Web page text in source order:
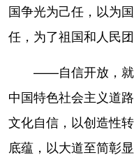
国争光为己任，以为
任，为了祖国和人民
——自信开放，就
中国特色社会主义道
文化自信，以创造性
底蕴，以大道至简彰